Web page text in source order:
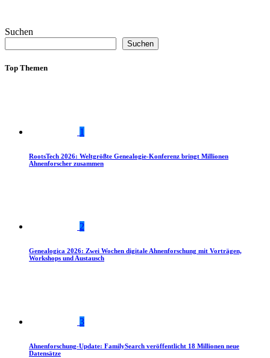
Suchen
Suchen
Top Themen
1
RootsTech 2026: Weltgrößte Genealogie-Konferenz bringt Millionen
Ahnenforscher zusammen
2
Genealogica 2026: Zwei Wochen digitale Ahnenforschung mit Vorträgen,
Workshops und Austausch
3
Ahnenforschung-Update: FamilySearch veröffentlicht 18 Millionen neue
Datensätze